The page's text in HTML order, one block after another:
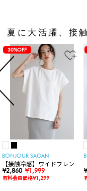
夏に大活躍、接
30%OFF
BONJOUR SAGAN
【接触冷感】ワイドフレンチ
スリーブTシャツ
¥2,860 ¥1,999
有料会員価格¥1,299